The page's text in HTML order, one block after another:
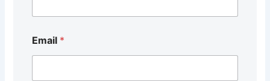
Email *